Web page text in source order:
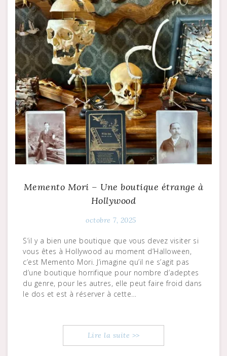
Memento Mori – Une boutique étrange à
Hollywood
octobre 7, 2025
S’il y a bien une boutique que vous devez visiter si
vous êtes à Hollywood au moment d’Halloween,
c’est Memento Mori. J’imagine qu’il ne s’agit pas
d’une boutique horrifique pour nombre d’adeptes
du genre, pour les autres, elle peut faire froid dans
le dos et est à réserver à cette…
Lire la suite >>